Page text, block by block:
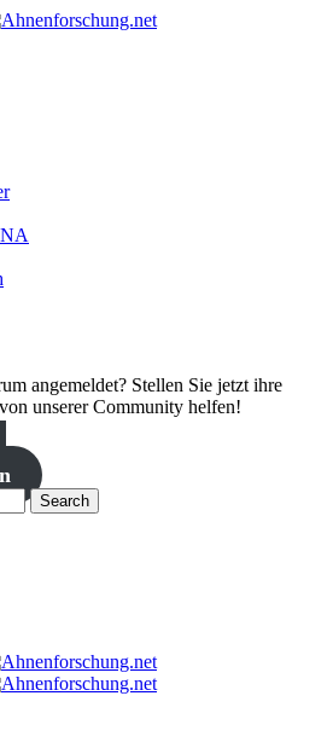
angemeldet? Stellen Sie jetzt ihre
unserer Community helfen!
Search